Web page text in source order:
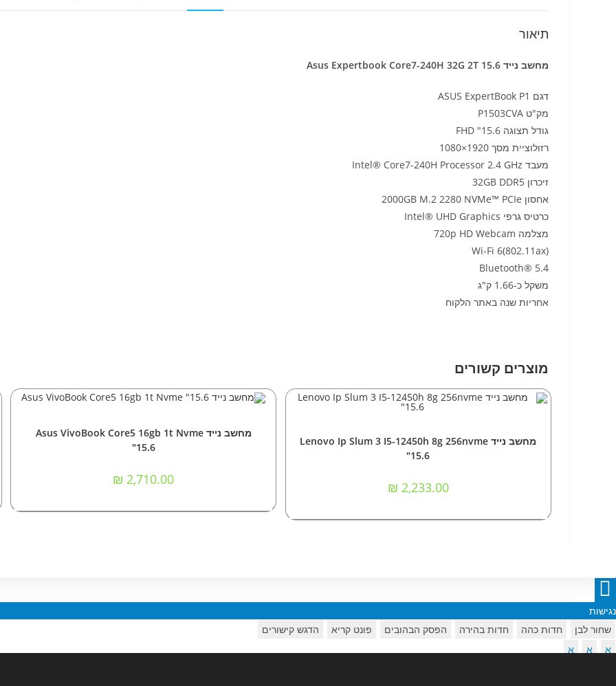
תיאור
מחשב נייד Asus Expertbook Core7-240H 32G 2T 15.6
דגם ASUS ExpertBook P1
מק"ט P1503CVA
גודל תצוגה 15.6" FHD
רזולוציית מסך 1920×1080
מעבד Intel® Core7-240H Processor 2.4 GHz
זיכרון 32GB DDR5
אחסון 2000GB M.2 2280 NVMe™ PCIe
כרטיס גרפי Intel® UHD Graphics
מצלמה 720p HD Webcam
Wi-Fi 6(802.11ax)
Bluetooth® 5.4
משקל כ-1.66 ק"ג
אחריות שנה באתר הלקוח
מוצרים קשורים
מחשב נייד Lenovo Ip Slum 3 I5-12450h 8g 256nvme
"15.6
₪ 2,233.00
מחשב נייד Asus VivoBook Core5 16gb 1t Nvme
"15.6
₪ 2,710.00
נגישות
שחור לבן
חדות כהה חדות בהירה הפסק הבהובים פונט קריא
הדגש קישורים
א
א
א